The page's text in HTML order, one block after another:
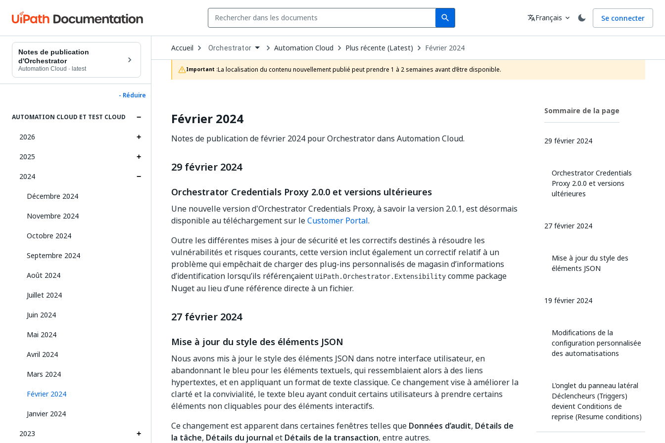
search
Search Langue
translateFrançais expand_more Se connecter
Notes de publication
d'Orchestrator
Automation Cloud · latest
- Réduire
AUTOMATION CLOUD ET TEST CLOUD
2026
2025
2024
Décembre 2024
Novembre 2024
Octobre 2024
Septembre 2024
Août 2024
Juillet 2024
Juin 2024
Mai 2024
Avril 2024
Mars 2024
Février 2024
Janvier 2024
2023
Accueil Open
Dropdown
to
choose
product
Orchestrator Automation Cloud Plus récente (Latest) Février 2024
Important :La localisation du contenu nouvellement publié peut prendre 1 à 2 semaines avant d’être disponible.
Février 2024
Notes de publication de février 2024 pour Orchestrator dans Automation Cloud.
29 février 2024
Orchestrator Credentials Proxy 2.0.0 et versions ultérieures
Une nouvelle version d'Orchestrator Credentials Proxy, à savoir la version 2.0.1, est désormais
disponible au téléchargement sur leCustomer Portal.
Outre les différentes mises à jour de sécurité et les correctifs destinés à résoudre les
vulnérabilités et risques courants, cette version inclut également un correctif relatif à un
problème qui empêchait de charger des plug-ins personnalisés de magasin d’informations
d’identification lorsqu’ils référençaient UiPath.Orchestrator.Extensibility comme package
Nuget au lieu d’une référence directe à un fichier.
27 février 2024
Mise à jour du style des éléments JSON
Nous avons mis à jour le style des éléments JSON dans notre interface utilisateur, en
abandonnant le bleu pour les éléments textuels, qui ressemblaient alors à des liens
hypertextes, et en appliquant un format de texte classique. Ce changement vise à améliorer la
clarté et la convivialité, le texte bleu ayant conduit certains utilisateurs à prendre certains
éléments non cliquables pour des éléments interactifs.
Ce changement est apparent dans certaines fenêtres telles que Données d’audit, Détails de
la tâche, Détails du journal et Détails de la transaction, entre autres.
Sommaire de la page
29 février 2024
Orchestrator Credentials
Proxy 2.0.0 et versions
ultérieures
27 février 2024
Mise à jour du style des
éléments JSON
19 février 2024
Modifications de la
configuration personnalisée
des automatisations
L’onglet du panneau latéral
Déclencheurs (Triggers)
devient Conditions de
reprise (Resume conditions)